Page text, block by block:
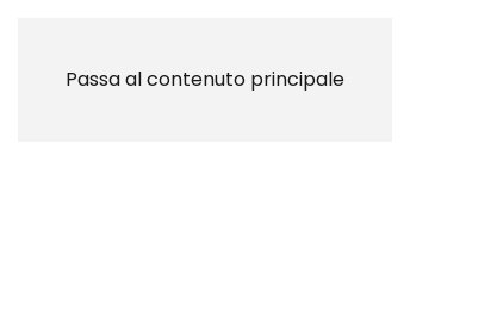
Passa al contenuto principale